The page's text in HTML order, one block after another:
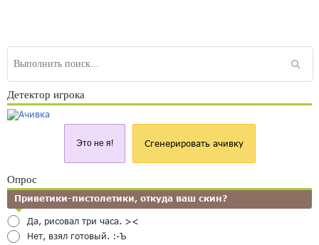
Детектор игрока
Это не я! Сгенерировать ачивку
Опрос
Приветики-пистолетики, откуда ваш скин?
Да, рисовал три часа. ><
Нет, взял готовый. :-Ъ